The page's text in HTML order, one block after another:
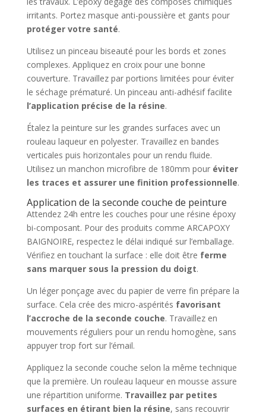
irritants. Portez masque anti-poussière et gants pour
protéger votre santé.
Utilisez un pinceau biseauté pour les bords et zones
complexes. Appliquez en croix pour une bonne
couverture. Travaillez par portions limitées pour éviter
le séchage prématuré. Un pinceau anti-adhésif facilite
l’application précise de la résine.
Étalez la peinture sur les grandes surfaces avec un
rouleau laqueur en polyester. Travaillez en bandes
verticales puis horizontales pour un rendu fluide.
Utilisez un manchon microfibre de 180mm pour éviter
les traces et assurer une finition professionnelle.
Application de la seconde couche de peinture
Attendez 24h entre les couches pour une résine époxy
bi-composant. Pour des produits comme ARCAPOXY
BAIGNOIRE, respectez le délai indiqué sur l’emballage.
Vérifiez en touchant la surface : elle doit être ferme
sans marquer sous la pression du doigt.
Un léger ponçage avec du papier de verre fin prépare la
surface. Cela crée des micro-aspérités favorisant
l’accroche de la seconde couche. Travaillez en
mouvements réguliers pour un rendu homogène, sans
appuyer trop fort sur l’émail.
Appliquez la seconde couche selon la même technique
que la première. Un rouleau laqueur en mousse assure
une répartition uniforme. Travaillez par petites
surfaces en étirant bien la résine, sans recouvrir